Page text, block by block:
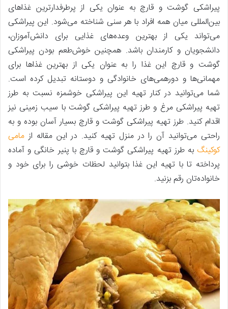
پیراشکی گوشت و قارچ به عنوان یکی از پرطرفدارترین غذاهای
بین‌المللی میان همه افراد با هر سنی شناخته می‌شود. این پیراشکی
می‌تواند یکی از بهترین وعده‌های غذایی برای دانش‌آموزان،
دانشجویان و کارمندان باشد. همچنین خوش‌طعم بودن پیراشکی
گوشت و قارچ این غذا را به عنوان یکی از بهترین غذاها برای
مهمانی‌ها و دورهمی‌های خانوادگی و دوستانه تبدیل کرده است.
شما می‌توانید در کنار تهیه این پیراشکی خوشمزه نسبت به طرز
تهیه پیراشکی مرغ و طرز تهیه پیراشکی گوشت با سیب زمینی نیز
اقدام کنید. طرز تهیه پیراشکی گوشت و قارچ بسیار آسان بوده و به
راحتی می‌توانید آن را در منزل تهیه کنید. در این مقاله از مامی
کوکینگ به طرز تهیه پیراشکی گوشت و قارچ با پنیر خانگی و آماده
پرداخته تا با تهیه این غذا بتوانید لحظات خوشی را برای خود و
خانواده‌تان رقم بزنید.